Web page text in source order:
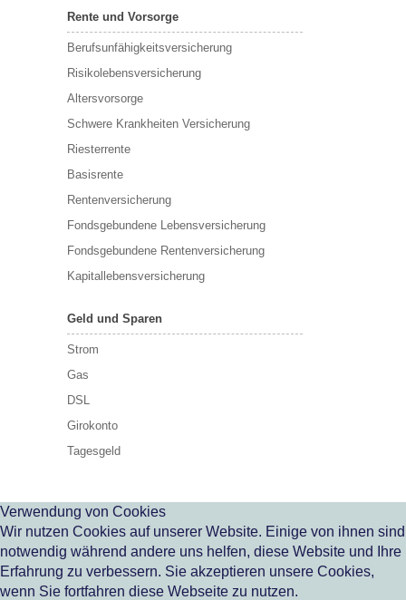
Rente und Vorsorge
Berufs­unfähigkeitsversicherung
Risikolebensversicherung
Altersvorsorge
Schwere Krankheiten Versicherung
Riesterrente
Basisrente
Rentenversicherung
Fondsgebundene Lebensversicherung
Fondsgebundene Rentenversicherung
Kapitallebensversicherung
Geld und Sparen
Strom
Gas
DSL
Girokonto
Tagesgeld
Verwendung von Cookies
Wir nutzen Cookies auf unserer Website. Einige von ihnen sind
notwendig während andere uns helfen, diese Website und Ihre
Erfahrung zu verbessern. Sie akzeptieren unsere Cookies,
wenn Sie fortfahren diese Webseite zu nutzen.